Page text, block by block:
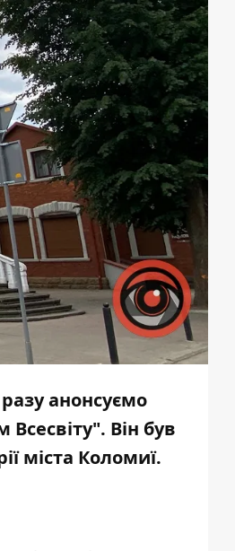
анонсуємо
Він був
міста Коломиї.